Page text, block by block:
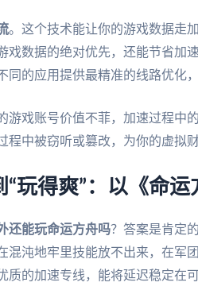
。这个技术能让你的游戏数据走
戏数据的绝对优先，还能节省加
同的应用提供最精准的线路优化
游戏账号价值不菲，加速过程中
程中被窃听或篡改，为你的虚拟
“玩得爽”：以《命运
还能玩命运方舟吗？答案是肯定
混沌地牢里技能放不出来，在军
质的加速专线，能将延迟稳定在